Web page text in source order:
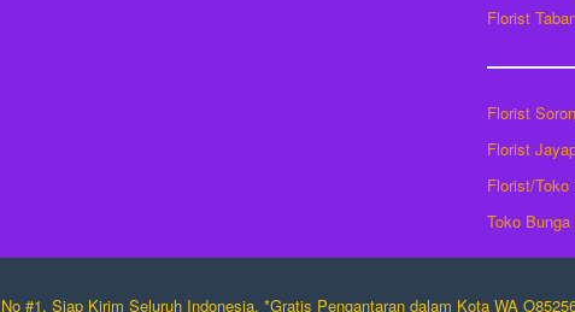
Florist
Florist
Florist
Florist/
Toko Bunga
#1. Siap Kirim Seluruh Indonesia. *Gratis Pengantaran dalam Kota WA